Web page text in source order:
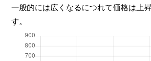
一般的には広くなるにつれて価格は上
す。